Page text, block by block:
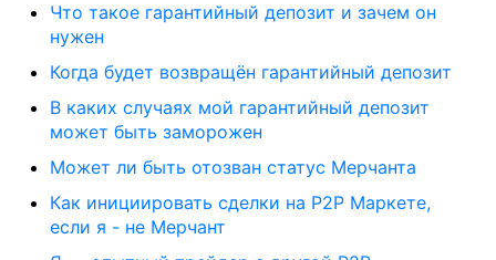
Что такое гарантийный депозит и зачем он
нужен
Когда будет возвращён гарантийный депозит
В каких случаях мой гарантийный депозит
может быть заморожен
Может ли быть отозван статус Мерчанта
Как инициировать сделки на Р2Р Маркете,
если я - не Мерчант